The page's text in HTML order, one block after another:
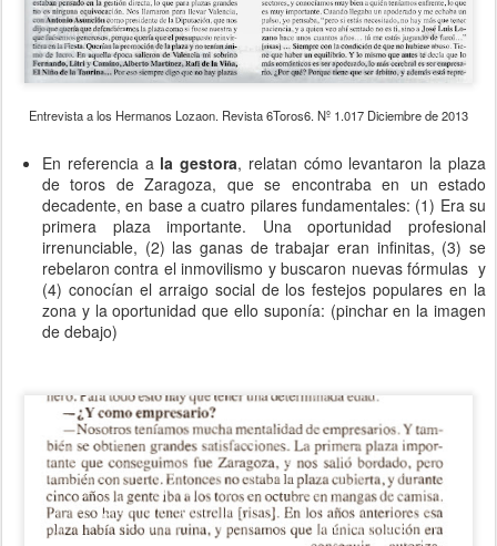
Entrevista a los Hermanos Lozaon. Revista 6Toros6. Nº 1.017 Diciembre de 2013
En referencia a la gestora, relatan cómo levantaron la plaza
de toros de Zaragoza, que se encontraba en un estado
decadente, en base a cuatro pilares fundamentales: (1) Era su
primera plaza importante. Una oportunidad profesional
irrenunciable, (2) las ganas de trabajar eran infinitas, (3) se
rebelaron contra el inmovilismo y buscaron nuevas fórmulas y
(4) conocían el arraigo social de los festejos populares en la
zona y la oportunidad que ello suponía: (pinchar en la imagen
de debajo)